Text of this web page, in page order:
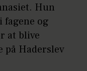
Hun
fagene og
at blive
på Haderslev